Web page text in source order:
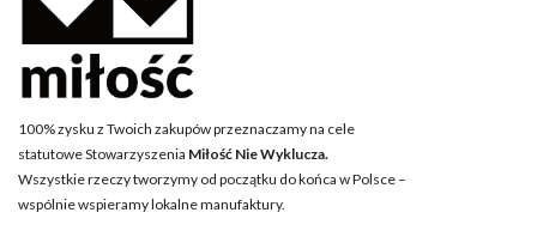
100% zysku z Twoich zakupów przeznaczamy na cele
statutowe Stowarzyszenia Miłość Nie Wyklucza.
Wszystkie rzeczy tworzymy od początku do końca w Polsce –
wspólnie wspieramy lokalne manufaktury.